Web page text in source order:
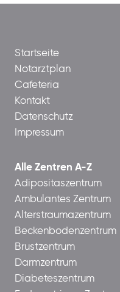
Startseite
Notarztplan
Cafeteria
Kontakt
Datenschutz
Impressum
Alle Zentren A-Z
Adipositaszentrum
Ambulantes Zentrum
Alterstraumazentrum
Beckenbodenzentrum
Brustzentrum
Darmzentrum
Diabeteszentrum